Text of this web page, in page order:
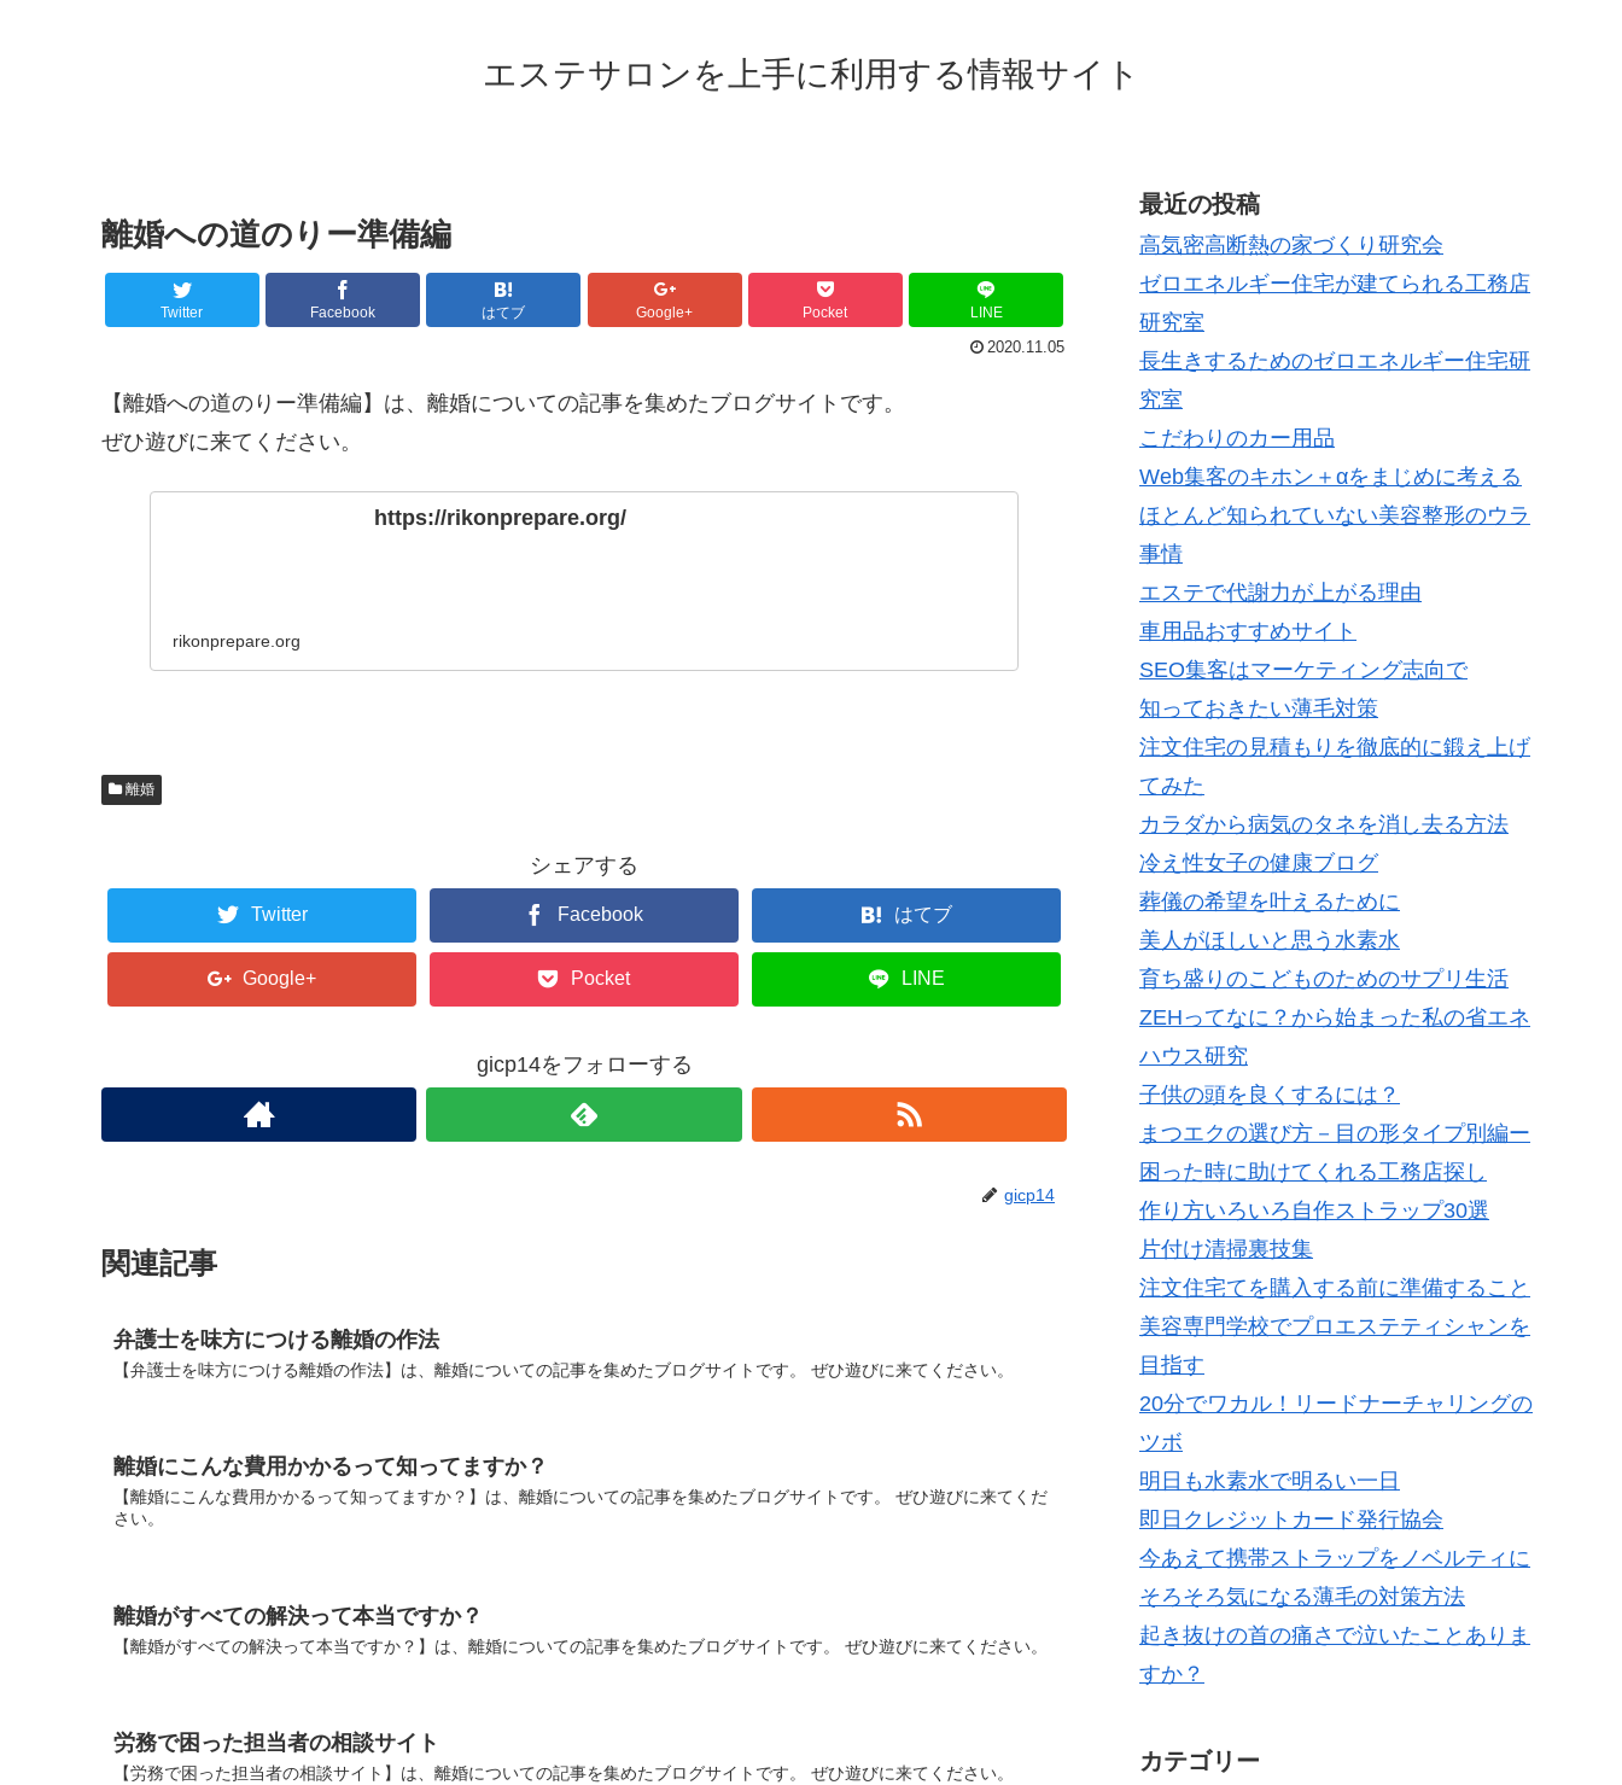
エステサロンを上手に利用する情報サイト
離婚への道のりー準備編
Twitter Facebook はてブ Google+ Pocket LINE
2020.11.05
【離婚への道のりー準備編】は、離婚についての記事を集めたブログサイトです。
ぜひ遊びに来てください。
https://rikonprepare.org/
rikonprepare.org
離婚
シェアする
Twitter Facebook はてブ
Google+ Pocket LINE
gicp14をフォローする
gicp14
関連記事
弁護士を味方につける離婚の作法
【弁護士を味方につける離婚の作法】は、離婚についての記事を集めたブログサイトです。 ぜひ遊びに来てください。
離婚にこんな費用かかるって知ってますか？
【離婚にこんな費用かかるって知ってますか？】は、離婚についての記事を集めたブログサイトです。 ぜひ遊びに来てくだ
さい。
離婚がすべての解決って本当ですか？
【離婚がすべての解決って本当ですか？】は、離婚についての記事を集めたブログサイトです。 ぜひ遊びに来てください。
労務で困った担当者の相談サイト
【労務で困った担当者の相談サイト】は、離婚についての記事を集めたブログサイトです。 ぜひ遊びに来てください。
最近の投稿
高気密高断熱の家づくり研究会
ゼロエネルギー住宅が建てられる工務店
研究室
長生きするためのゼロエネルギー住宅研
究室
こだわりのカー用品
Web集客のキホン＋αをまじめに考える
ほとんど知られていない美容整形のウラ
事情
エステで代謝力が上がる理由
車用品おすすめサイト
SEO集客はマーケティング志向で
知っておきたい薄毛対策
注文住宅の見積もりを徹底的に鍛え上げ
てみた
カラダから病気のタネを消し去る方法
冷え性女子の健康ブログ
葬儀の希望を叶えるために
美人がほしいと思う水素水
育ち盛りのこどものためのサプリ生活
ZEHってなに？から始まった私の省エネ
ハウス研究
子供の頭を良くするには？
まつエクの選び方－目の形タイプ別編ー
困った時に助けてくれる工務店探し
作り方いろいろ自作ストラップ30選
片付け清掃裏技集
注文住宅てを購入する前に準備すること
美容専門学校でプロエステティシャンを
目指す
20分でワカル！リードナーチャリングの
ツボ
明日も水素水で明るい一日
即日クレジットカード発行協会
今あえて携帯ストラップをノベルティに
そろそろ気になる薄毛の対策方法
起き抜けの首の痛さで泣いたことありま
すか？
カテゴリー